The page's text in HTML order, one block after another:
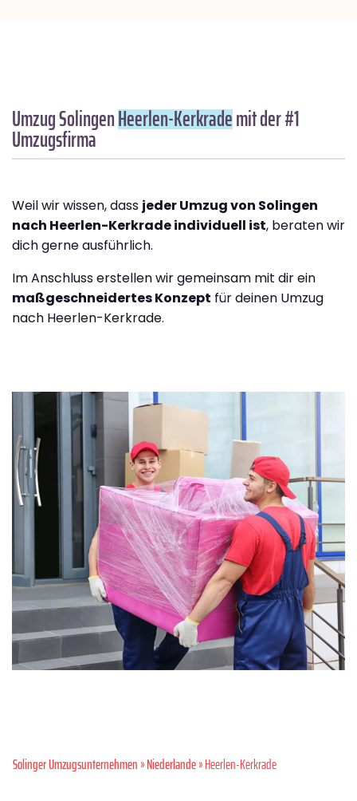
Umzug SolingenHeerlen-Kerkrademit der #1
Umzugsfirma
Weil wir wissen, dass jeder Umzug von Solingen
nach Heerlen-Kerkrade individuell ist, beraten wir
dich gerne ausführlich.
Im Anschluss erstellen wir gemeinsam mit dir ein
maßgeschneidertes Konzept für deinen Umzug
nach Heerlen-Kerkrade.
Solinger Umzugsunternehmen»Niederlande» Heerlen-Kerkrade